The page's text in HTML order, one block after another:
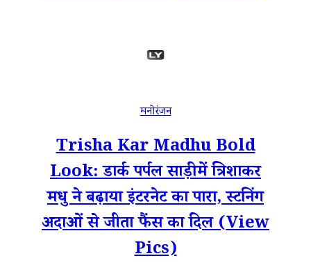
मनोरंजन
Trisha Kar Madhu Bold
Look: डार्क पर्पल साड़ी में त्रिशाकर
मधु ने बढ़ाया इंटरनेट का पारा, स्टनिंग
अदाओं से जीता फैंस का दिल (View
Pics)